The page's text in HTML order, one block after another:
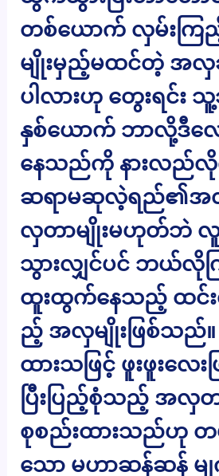
တစ်ယောက် လှမ်းကြည့်
မျိုးမှည့်မထင်တဲ့ အလှ
ပါလားဟု တွေးရင်း
နှစ်ယောက် ဘာလို့ဒီလ
နေသည်ကို နားလည်
ဆရာမဆုလဲ့ရည်၏အ
လှတာမျိုးမဟုတ်ဘဲ လူအ
သွားလျှင်ပင် ဘယ်လို
ထူးထွက်နေသည့် ထင်
ည့် အလှမျိုးဖြစ်သည်
ထားသဖြင့် ဖူးဖူးလေ
ပြီးပြည့်စုံသည့် အလှတရ
စုစည်းထားသည်ဟု တ
သော မဟာဆန်ဆန် မျ